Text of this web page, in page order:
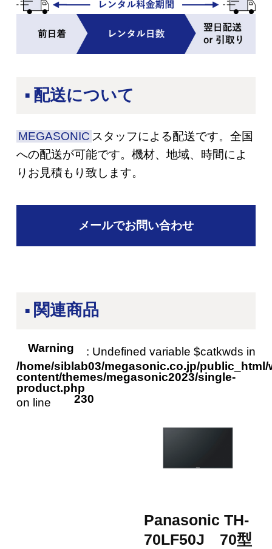
配送について
MEGASONIC スタッフによる配送です。全国
への配送が可能です。 機材、地域、時間によ
りお見積もり致します。
メールでお問い合わせ
関連商品
Warning
: Undefined variable $catkwds in
/home/siblab03/megasonic.co.jp/public_html/
content/themes/megasonic2023/single-
product.php
on line
230
Panasonic TH-
70LF50J 70型